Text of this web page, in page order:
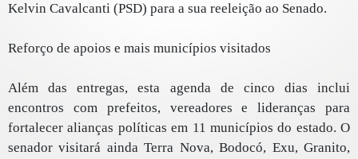
Kelvin Cavalcanti (PSD) para a sua reeleição ao Senado.
Reforço de apoios e mais municípios visitados
Além das entregas, esta agenda de cinco dias inclui
encontros com prefeitos, vereadores e lideranças para
fortalecer alianças políticas em 11 municípios do estado. O
senador visitará ainda Terra Nova, Bodocó, Exu, Granito,